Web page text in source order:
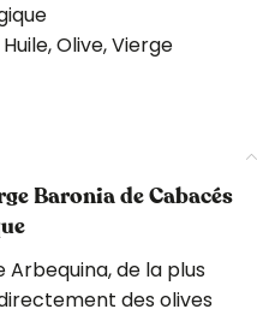
Huile,Olive,Vierge
Baronia de Cabacés
Arbequina, de la plus
des olives